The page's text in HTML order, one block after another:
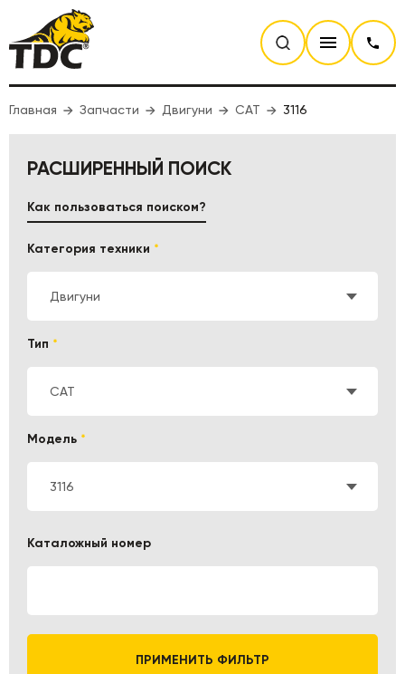
Главная Запчасти Двигуни CAT 3116
РАСШИРЕННЫЙ ПОИСК
Категория техники *
Двигуни
Тип *
CAT
Модель *
3116
Каталожный номер
ПРИМЕНИТЬ ФИЛЬТР
Как пользоваться поиском?